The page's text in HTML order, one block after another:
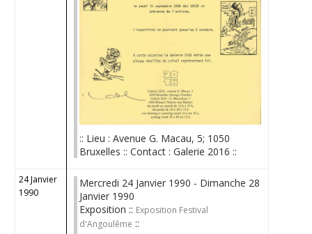
:: Lieu : Avenue G. Macau, 5; 1050
Bruxelles :: Contact : Galerie 2016 ::
24 Janvier
1990
Mercredi 24 Janvier 1990 - Dimanche 28
Janvier 1990
Exposition :: Exposition Festival
d'Angoulême ::